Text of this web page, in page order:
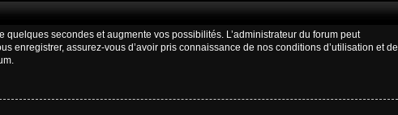
secondes et augmente vos possibilités. L’administrateur du forum peut
enregistrer, assurez-vous d’avoir pris connaissance de nos conditions d’utilisation et de